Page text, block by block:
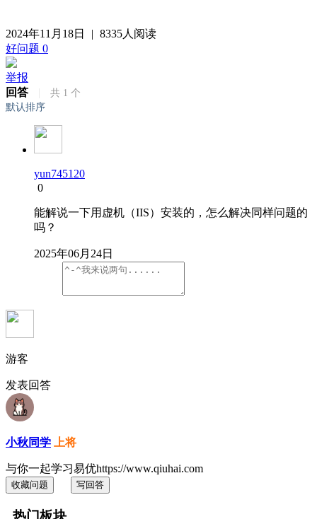
2024年11月18日 | 8335人阅读
好问题 0
举报
回答
共 1 个
默认排序
yun745120
0
能解说一下用虚机（IIS）安装的，怎么解决同样问题的
吗？
2025年06月24日
游客
发表回答
小秋同学 上将
与你一起学习易优https://www.qiuhai.com
收藏问题 写回答
热门板块